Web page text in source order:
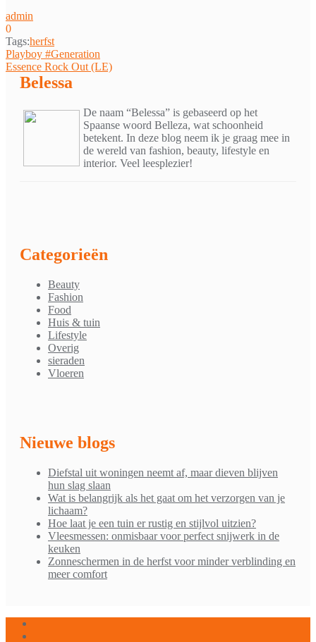
admin
0
Tags:herfst
Bericht
navigatie
Playboy #Generation
Essence Rock Out (LE)
Belessa
De naam “Belessa” is gebaseerd op het
Spaanse woord Belleza, wat schoonheid
betekent. In deze blog neem ik je graag mee in
de wereld van fashion, beauty, lifestyle en
interior. Veel leesplezier!
Categorieën
Beauty
Fashion
Food
Huis & tuin
Lifestyle
Overig
sieraden
Vloeren
Nieuwe blogs
Diefstal uit woningen neemt af, maar dieven blijven
hun slag slaan
Wat is belangrijk als het gaat om het verzorgen van je
lichaam?
Hoe laat je een tuin er rustig en stijlvol uitzien?
Vleesmessen: onmisbaar voor perfect snijwerk in de
keuken
Zonneschermen in de herfst voor minder verblinding en
meer comfort